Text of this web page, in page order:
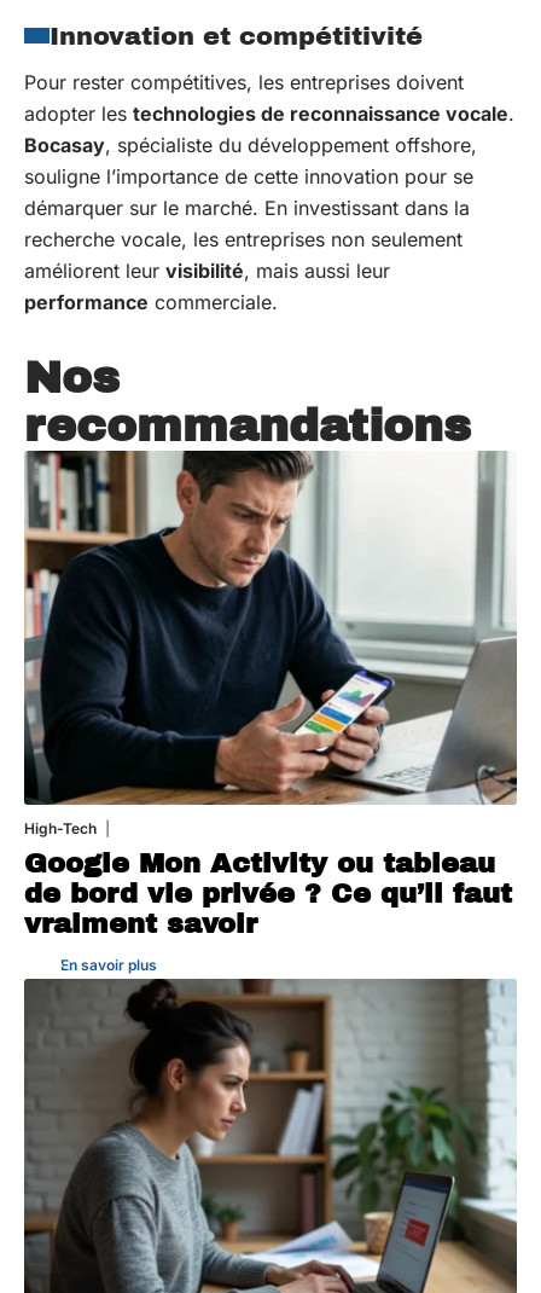
Innovation et compétitivité
Pour rester compétitives, les entreprises doivent
adopter les technologies de reconnaissance vocale.
Bocasay, spécialiste du développement offshore,
souligne l’importance de cette innovation pour se
démarquer sur le marché. En investissant dans la
recherche vocale, les entreprises non seulement
améliorent leur visibilité, mais aussi leur
performance commerciale.
Nos
recommandations
High-Tech
Google Mon Activity ou tableau
de bord vie privée ? Ce qu’il faut
vraiment savoir
En savoir plus